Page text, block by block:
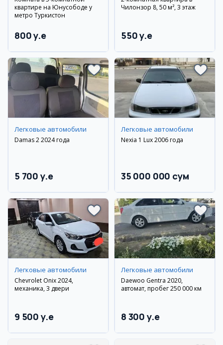
квартире на Юнусободе у
метро Туркистон
800 y.e
Чилонзор 8, 50 м², 3 этаж
550 y.e
Легковые автомобили
Damas 2 2024 года
5 700 y.e
Легковые автомобили
Nexia 1 Lux 2006 года
35 000 000 сум
Легковые автомобили
Chevrolet Onix 2024,
механика, 3 двери
9 500 y.e
Легковые автомобили
Daewoo Gentra 2020,
автомат, пробег 250 000 км
8 300 y.e